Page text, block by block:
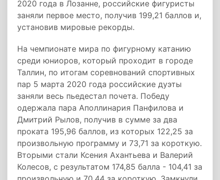
2020 года в Лозанне, российские фигуристы
заняли первое место, получив 199,21 баллов и,
установив мировые рекорды.
На чемпионате мира по фигурному катанию
среди юниоров, который проходит в городе
Таллин, по итогам соревнований спортивных
пар 5 марта 2020 года российские дуэты
заняли весь пьедестал почета. Победу
одержала пара Аполлинария Панфилова и
Дмитрий Рылов, получив в сумме за два
проката 195,96 баллов, из которых 122,25 за
произвольную программу и 73,71 за короткую.
Вторыми стали Ксения Ахантьева и Валерий
Колесов, с результатом 174,85 балла - 104,41 за